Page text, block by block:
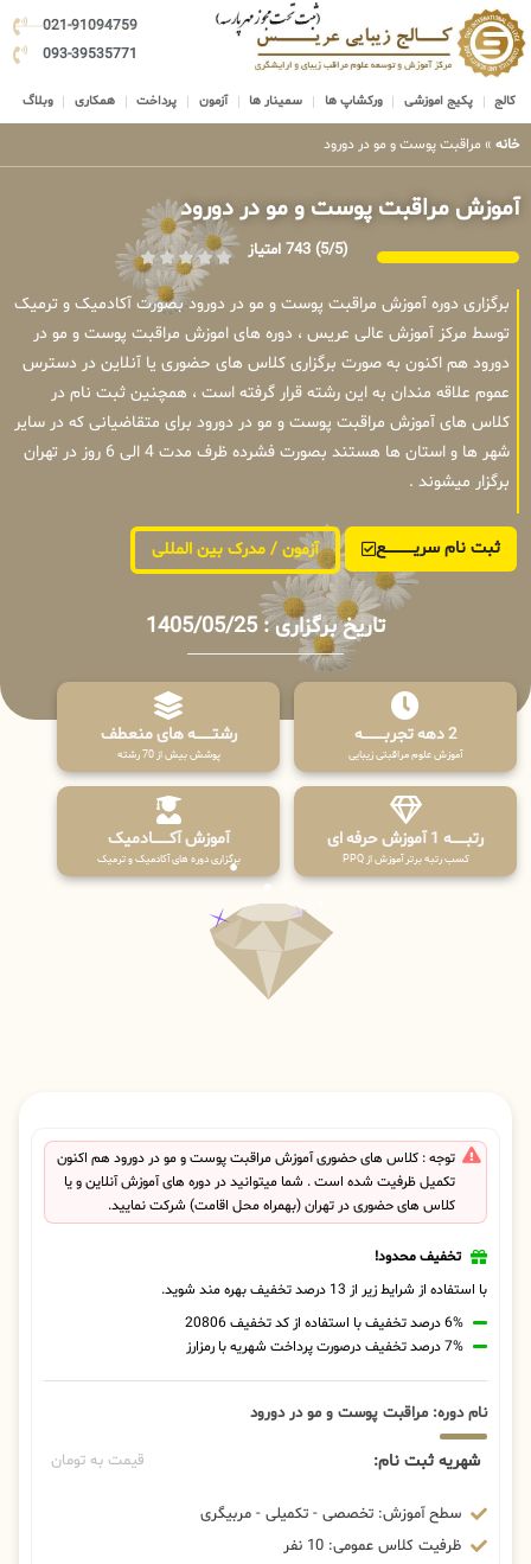
021-91094759
093-39535771
کالج پکیج اموزشی ورکشاپ ها سمینار ها آزمون پرداخت همکاری وبلاگ
خانه » مراقبت پوست و مو در دورود
آموزش مراقبت پوست و مو در دورود
(5/5) 743 امتیاز
برگزاری دوره آموزش مراقبت پوست و مو در دورود بصورت آکادمیک و ترمیک
توسط مرکز آموزش عالی عریس ، دوره های اموزش مراقبت پوست و مو در
دورود هم اکنون به صورت برگزاری کلاس های حضوری یا آنلاین در دسترس
عموم علاقه مندان به این رشته قرار گرفته است ، همچنین ثبت نام در
کلاس های آموزش مراقبت پوست و مو در دورود برای متقاضیانی که در سایر
شهر ها و استان ها هستند بصورت فشرده ظرف مدت 4 الی 6 روز در تهران
برگزار میشوند .
ثبت نام سریــــــــــــع آزمون / مدرک بین المللی
تاریخ برگزاری : 1405/05/25
2 دهه تجربـــــــــه
آموزش علوم مراقبتی زیبایی
رشتـــــــه های منعطف
پوشش بیش از 70 رشته
رتبــــــه 1 آموزش حرفه ای
کسب رتبه برتر آموزش از PPQ
آموزش آکـــــــادمیک
برگزاری دوره های آکادمیک و ترمیک
توجه : کلاس های حضوری آموزش مراقبت پوست و مو در دورود هم اکنون
تکمیل ظرفیت شده است . شما میتوانید در دوره های آموزش آنلاین و یا
کلاس های حضوری در تهران (بهمراه محل اقامت) شرکت نمایید.
تخفیف محدود!
با استفاده از شرایط زیر از 13 درصد تخفیف بهره مند شوید.
6% درصد تخفیف با استفاده از کد تخفیف 20806
7% درصد تخفیف درصورت پرداخت شهریه با رمزارز
نام دوره: مراقبت پوست و مو در دورود
شهریه ثبت نام: قیمت به تومان
سطح آموزش: تخصصی - تکمیلی - مربیگری
ظرفیت کلاس عمومی: 10 نفر